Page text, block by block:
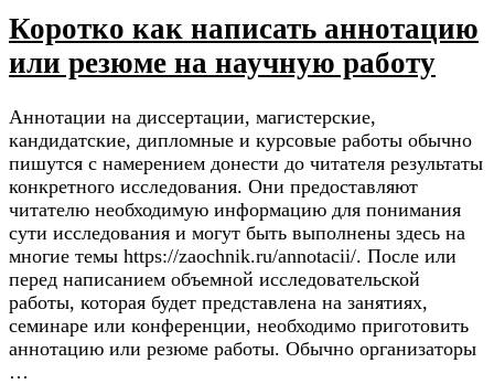
Коротко как написать аннотацию
или резюме на научную работу
Аннотации на диссертации, магистерские,
кандидатские, дипломные и курсовые работы обычно
пишутся с намерением донести до читателя результаты
конкретного исследования. Они предоставляют
читателю необходимую информацию для понимания
сути исследования и могут быть выполнены здесь на
многие темы https://zaochnik.ru/annotacii/. После или
перед написанием объемной исследовательской
работы, которая будет представлена на занятиях,
семинаре или конференции, необходимо приготовить
аннотацию или резюме работы. Обычно организаторы
…